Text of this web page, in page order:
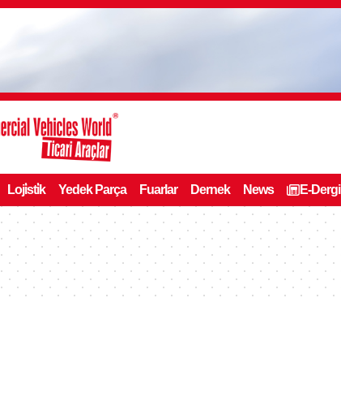
Loji̇sti̇k Yedek Parça Fuarlar Dernek News E-Dergi